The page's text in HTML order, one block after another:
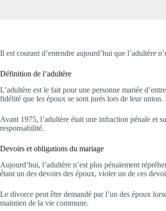
Il est courant d’entendre aujourd’hui que l’adultère
Définition de l’adultère
L’adultère est le fait pour une personne mariée
fidélité que les époux se sont jurés lors de leur
Avant 1975, l’adultère était une infraction pénale et
responsabilité.
Devoirs et obligations du mariage
Aujourd’hui, l’adultère n’est plus pénalement
étant un des devoirs des époux, violer un de ces
Le divorce peut être demandé par l’un des époux
maintien de la vie commune.